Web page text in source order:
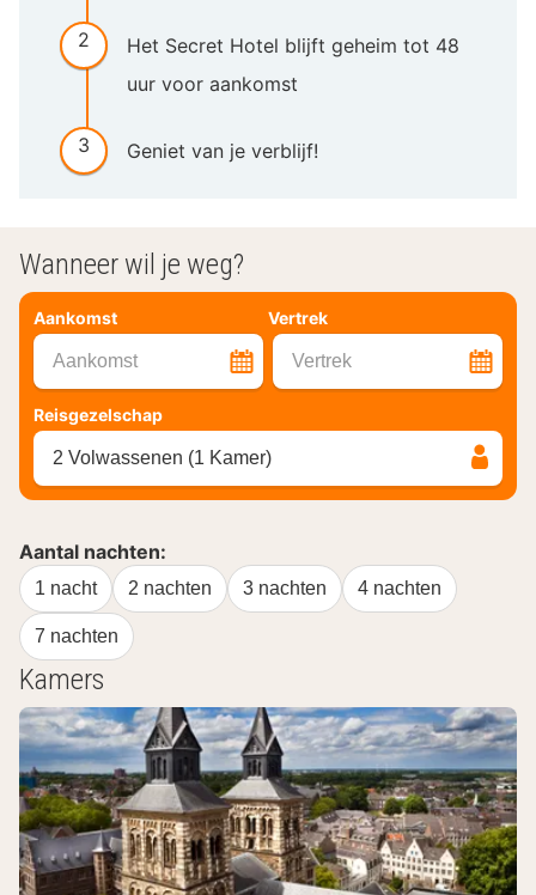
Het Secret Hotel blijft geheim tot 48
uur voor aankomst
Geniet van je verblijf!
Wanneer wil je weg?
Aankomst Vertrek
Aankomst Vertrek
Reisgezelschap
2 Volwassenen (1 Kamer)
Aantal nachten:
1 nacht 2 nachten 3 nachten 4 nachten
7 nachten
Kamers